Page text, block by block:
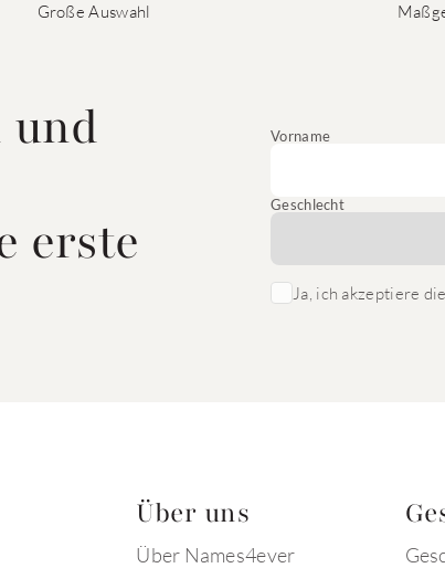
Große Auswahl
und
erste
Vorname
Geschlecht
Ja, ich akzeptiere die
Über uns
Über Names4ever